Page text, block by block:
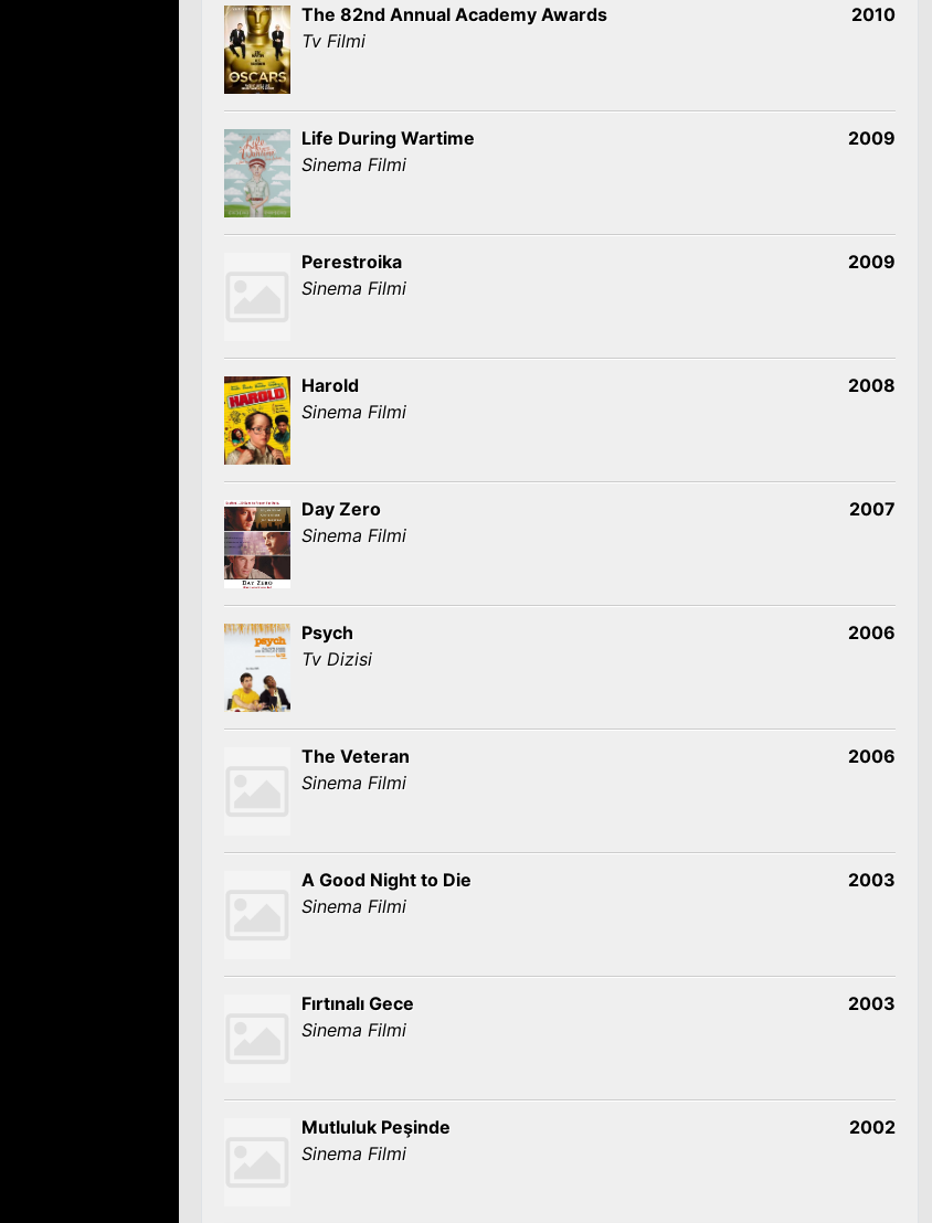
The 82nd Annual Academy Awards
Tv Filmi
2010
Life During Wartime
Sinema Filmi
2009
Perestroika
Sinema Filmi
2009
Harold
Sinema Filmi
2008
Day Zero
Sinema Filmi
2007
Psych
Tv Dizisi
2006
The Veteran
Sinema Filmi
2006
A Good Night to Die
Sinema Filmi
2003
Fırtınalı Gece
Sinema Filmi
2003
Mutluluk Peşinde
Sinema Filmi
2002